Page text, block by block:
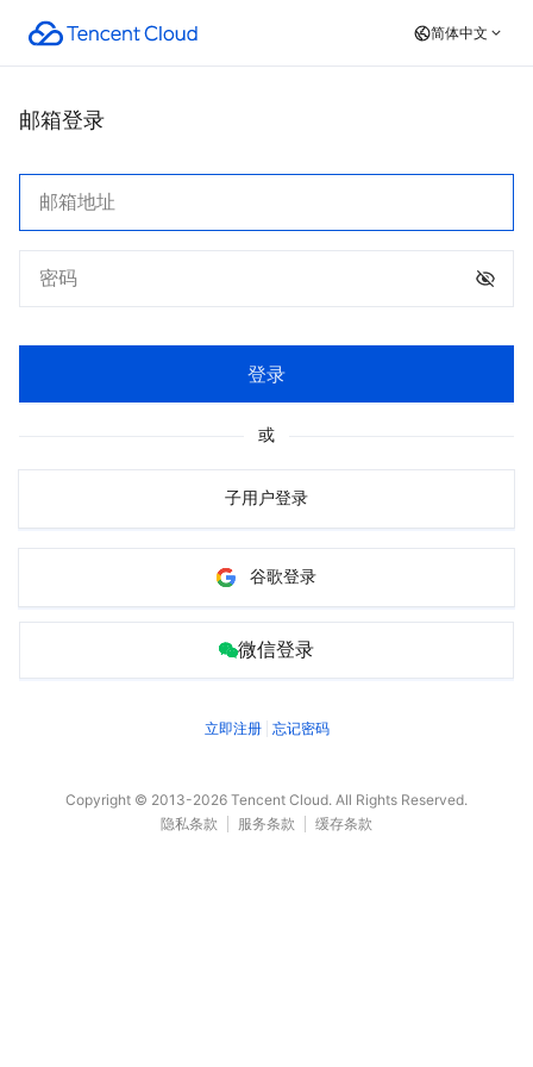
简体中文
邮箱登录
登录
或
子用户登录
谷歌登录
微信登录
立即注册 忘记密码
Copyright © 2013-2026 Tencent Cloud. All Rights Reserved.
隐私条款
服务条款 缓存条款